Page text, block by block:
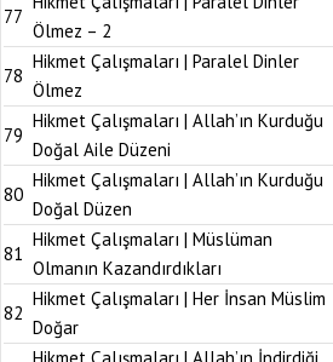
77
Ölmez – 2
78
Hikmet Çalışmaları | Paralel Dinler
Ölmez
79
Hikmet Çalışmaları | Allah’ın Kurduğu
Doğal Aile Düzeni
80
Hikmet Çalışmaları | Allah’ın Kurduğu
Doğal Düzen
81
Hikmet Çalışmaları | Müslüman
Olmanın Kazandırdıkları
82
Hikmet Çalışmaları | Her İnsan Müslim
Doğar